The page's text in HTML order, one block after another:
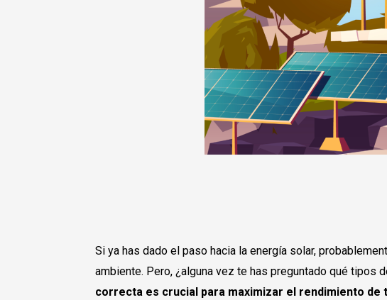
Si ya has dado el paso hacia la energía solar,
ambiente. Pero, ¿alguna vez te has preguntado qué
correcta es crucial para maximizar el rendimiento